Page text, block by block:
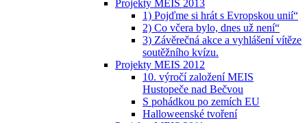
Projekty MEIS 2013
1) Pojďme si hrát s Evropskou unií“
2) Co včera bylo, dnes už není“
3) Závěrečná akce a vyhlášení vítěze
soutěžního kvízu.
Projekty MEIS 2012
10. výročí založení MEIS
Hustopeče nad Bečvou
S pohádkou po zemích EU
Halloweenské tvoření